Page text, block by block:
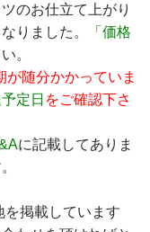
のお仕立て上がり
りました。
「価格
。
随分かかっていま
定日 をご確認下さ
に記載してありま
掲載しています